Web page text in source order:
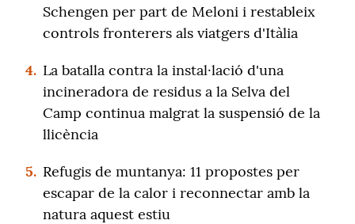
Schengen per part de Meloni i restableix
controls fronterers als viatgers d'Itàlia
4. La batalla contra la instal·lació d'una
incineradora de residus a la Selva del
Camp continua malgrat la suspensió de la
llicència
5. Refugis de muntanya: 11 propostes per
escapar de la calor i reconnectar amb la
natura aquest estiu